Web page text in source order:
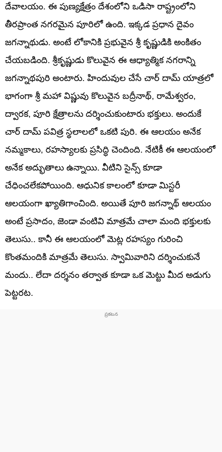
దేవాలయం. ఈ పుణ్యక్షేత్రం దేశంలోని ఒడిసా రాష్ట్రంలోని
తీరప్రాంత నగరమైన పూరిలో ఉంది. ఇక్కడ ప్రధాన దైవం
జగన్నాథుడు. అంటే లోకానికి ప్రభువైన శ్రీ కృష్ణుడికి అంకితం
చేయబడింది. శ్రీకృష్ణుడు కొలువైన ఈ ఆధ్యాత్మిక నగరాన్ని
జగన్నాథపురి అంటారు. హిందువుల చేసే చార్ దామ్ యాత్రలో
భాగంగా శ్రీ మహా విష్ణువు కొలువైన బద్రీనాథ్, రామేశ్వరం,
ద్వారక, పూరి క్షేత్రాలను దర్శించుకుంటారు భక్తులు. అందుకే
చార్ దామ్ పవిత్ర స్థలాలలో ఒకటి పురి. ఈ ఆలయం అనేక
నమ్మకాలు, రహస్యాలకు ప్రసిద్ధి చెందింది. నేటికీ ఈ ఆలయంలో
అనేక అద్భుతాలు ఉన్నాయి. వీటిని సైన్స్ కూడా
చేధించలేకపోయింది. ఆధునిక కాలంలో కూడా మిస్టరీ
ఆలయంగా ఖ్యాతిగాంచింది. అయితే పూరి జగన్నాథ్ ఆలయం
అంటే ప్రసాదం, జెండా వంటివి మాత్రమే చాలా మంది భక్తులకు
తెలుసు.. కానీ ఈ ఆలయంలో మెట్ల రహస్యం గురించి
కొంతమందికి మాత్రమే తెలుసు. స్వామివారిని దర్శించుకునే
మందు.. లేదా దర్శనం తర్వాత కూడా ఒక మెట్టు మీద అడుగు
పెట్టరట.